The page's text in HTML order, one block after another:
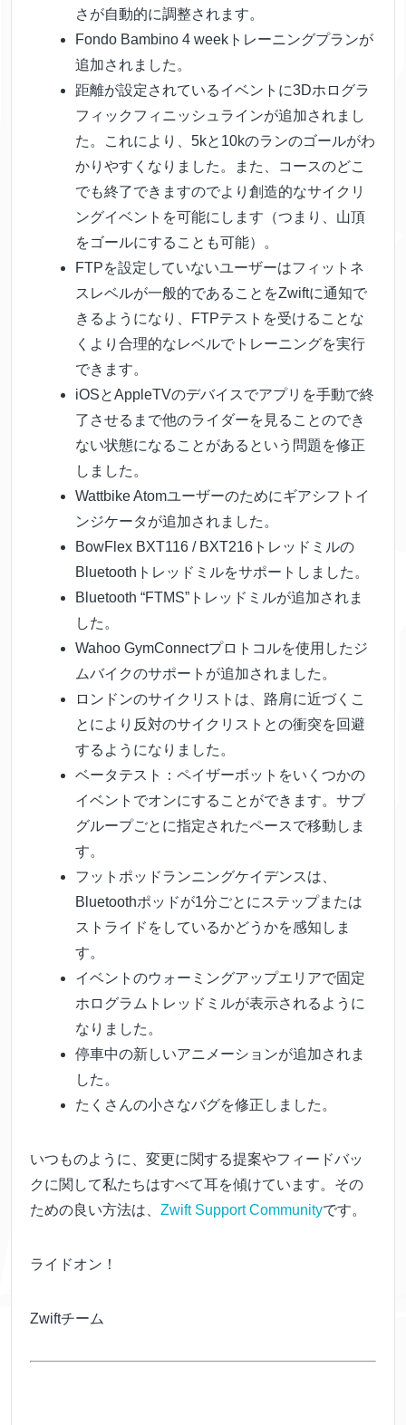
さが自動的に調整されます。
Fondo Bambino 4 weekトレーニングプランが
追加されました。
距離が設定されているイベントに3Dホログラ
フィックフィニッシュラインが追加されまし
た。これにより、5kと10kのランのゴールがわ
かりやすくなりました。また、コースのどこ
でも終了できますのでより創造的なサイクリ
ングイベントを可能にします（つまり、山頂
をゴールにすることも可能）。
FTPを設定していないユーザーはフィットネ
スレベルが一般的であることをZwiftに通知で
きるようになり、FTPテストを受けることな
くより合理的なレベルでトレーニングを実行
できます。
iOSとAppleTVのデバイスでアプリを手動で終
了させるまで他のライダーを見ることのでき
ない状態になることがあるという問題を修正
しました。
Wattbike Atomユーザーのためにギアシフトイ
ンジケータが追加されました。
BowFlex BXT116 / BXT216トレッドミルの
Bluetoothトレッドミルをサポートしました。
Bluetooth “FTMS”トレッドミルが追加されま
した。
Wahoo GymConnectプロトコルを使用したジ
ムバイクのサポートが追加されました。
ロンドンのサイクリストは、路肩に近づくこ
とにより反対のサイクリストとの衝突を回避
するようになりました。
ベータテスト：ペイザーボットをいくつかの
イベントでオンにすることができます。サブ
グループごとに指定されたペースで移動しま
す。
フットポッドランニングケイデンスは、
Bluetoothポッドが1分ごとにステップまたは
ストライドをしているかどうかを感知しま
す。
イベントのウォーミングアップエリアで固定
ホログラムトレッドミルが表示されるように
なりました。
停車中の新しいアニメーションが追加されま
した。
たくさんの小さなバグを修正しました。
いつものように、変更に関する提案やフィードバッ
クに関して私たちはすべて耳を傾けています。その
ための良い方法は、 Zwift Support Communityです。
ライドオン！
Zwiftチーム